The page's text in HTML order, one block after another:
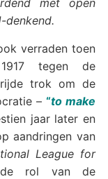
denkend.
verraden toen
tegen de
trok om de
– “to make
jaar later en
aandringen van
League for
de rol van de